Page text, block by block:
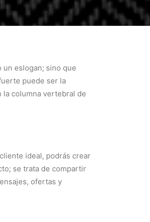
un eslogan; sino que
puede ser la
columna vertebral de
ideal, podrás crear
se trata de compartir
ofertas y